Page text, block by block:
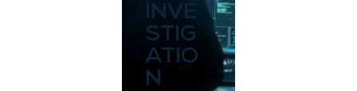
INVE
STIG
ATIO
N